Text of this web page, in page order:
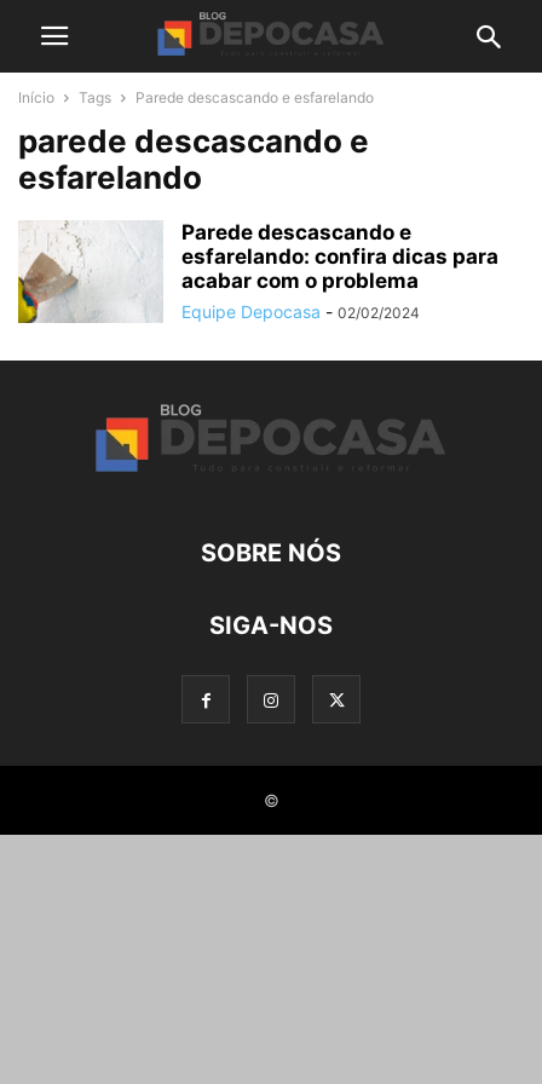
Início Tags Parede descascando e esfarelando
parede descascando e
esfarelando
Parede descascando e
esfarelando: confira dicas para
acabar com o problema
Equipe Depocasa - 02/02/2024
SOBRE NÓS
SIGA-NOS
©